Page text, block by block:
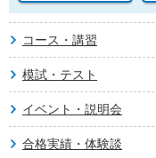
コース・講習
模試・テスト
イベント・説明会
合格実績・体験談